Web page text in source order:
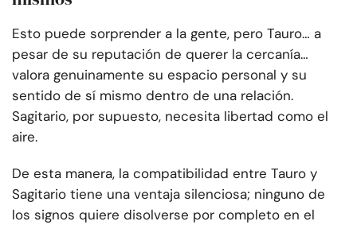
Esto puede sorprender a la gente, pero Tauro… a
pesar de su reputación de querer la cercanía…
valora genuinamente su espacio personal y su
sentido de sí mismo dentro de una relación.
Sagitario, por supuesto, necesita libertad como el
aire.
De esta manera, la compatibilidad entre Tauro y
Sagitario tiene una ventaja silenciosa; ninguno de
los signos quiere disolverse por completo en el